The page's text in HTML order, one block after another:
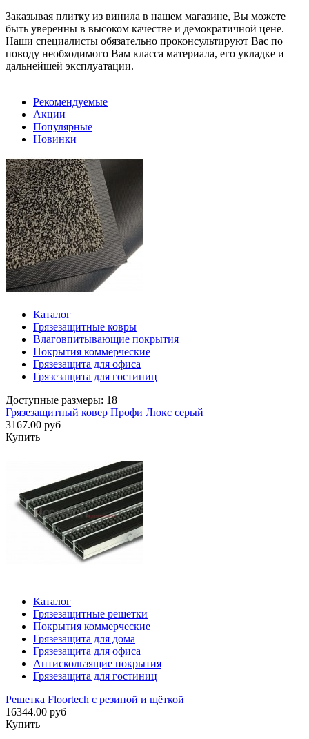
Заказывая плитку из винила в нашем магазине, Вы можете
быть уверенны в высоком качестве и демократичной цене.
Наши специалисты обязательно проконсультируют Вас по
поводу необходимого Вам класса материала, его укладке и
дальнейшей эксплуатации.
Рекомендуемые
Акции
Популярные
Новинки
Каталог
Грязезащитные ковры
Влаговпитывающие покрытия
Покрытия коммерческие
Грязезащита для офиса
Грязезащита для гостиниц
Доступные размеры: 18
Грязезащитный ковер Профи Люкс серый
3167.00 руб
Купить
Каталог
Грязезащитные решетки
Покрытия коммерческие
Грязезащита для дома
Грязезащита для офиса
Антискользящие покрытия
Грязезащита для гостиниц
Решетка Floortech с резиной и щёткой
16344.00 руб
Купить